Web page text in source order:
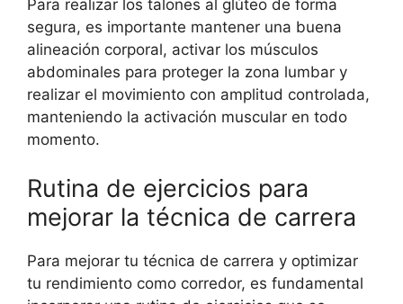
Para realizar los talones al glúteo de forma
segura, es importante mantener una buena
alineación corporal, activar los músculos
abdominales para proteger la zona lumbar y
realizar el movimiento con amplitud controlada,
manteniendo la activación muscular en todo
momento.
Rutina de ejercicios para
mejorar la técnica de carrera
Para mejorar tu técnica de carrera y optimizar
tu rendimiento como corredor, es fundamental